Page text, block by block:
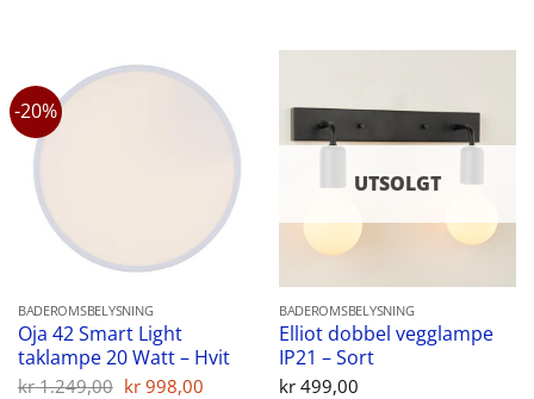
-20%
BADEROMSBELYSNING
Oja 42 Smart Light
taklampe 20 Watt – Hvit
kr1.249,00 Opprinnelig
kr 998,00 Nåværende
UTSOLGT
BADEROMSBELYSNING
Elliot dobbel vegglampe
IP21 – Sort
kr499,00